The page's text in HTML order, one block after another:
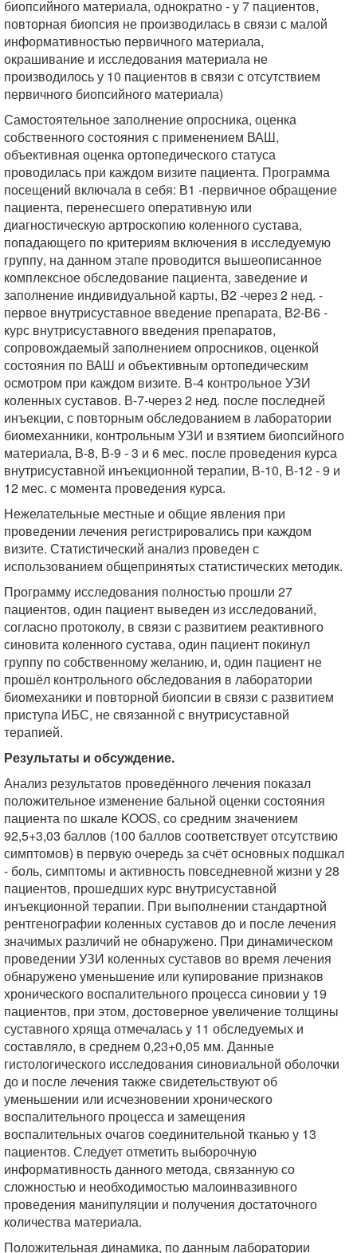
биопсийного материала, однократно - у 7 пациентов,
повторная биопсия не производилась в связи с малой
информативностью первичного материала,
окрашивание и исследования материала не
производилось у 10 пациентов в связи с отсутствием
первичного биопсийного материала)
Самостоятельное заполнение опросника, оценка
собственного состояния с применением ВАШ,
объективная оценка ортопедического статуса
проводилась при каждом визите пациента. Программа
посещений включала в себя: В1 -первичное обращение
пациента, перенесшего оперативную или
диагностическую артроскопию коленного сустава,
попадающего по критериям включения в исследуемую
группу, на данном этапе проводится вышеописанное
комплексное обследование пациента, заведение и
заполнение индивидуальной карты, В2 -через 2 нед. -
первое внутрисуставное введение препарата, В2-В6 -
курс внутрисуставного введения препаратов,
сопровождаемый заполнением опросников, оценкой
состояния по ВАШ и объективным ортопедическим
осмотром при каждом визите. В-4 контрольное УЗИ
коленных суставов. В-7-через 2 нед. после последней
инъекции, с повторным обследованием в лаборатории
биомеханники, контрольным УЗИ и взятием биопсийного
материала, В-8, В-9 - 3 и 6 мес. после проведения курса
внутрисуставной инъекционной терапии, В-10, В-12 - 9 и
12 мес. с момента проведения курса.
Нежелательные местные и общие явления при
проведении лечения регистрировались при каждом
визите. Статистический анализ проведен с
использованием общепринятых статистических методик.
Программу исследования полностью прошли 27
пациентов, один пациент выведен из исследований,
согласно протоколу, в связи с развитием реактивного
синовита коленного сустава, один пациент покинул
группу по собственному желанию, и, один пациент не
прошёл контрольного обследования в лаборатории
биомеханики и повторной биопсии в связи с развитием
приступа ИБС, не связанной с внутрисуставной
терапией.
Результаты и обсуждение.
Анализ результатов проведённого лечения показал
положительное изменение бальной оценки состояния
пациента по шкале KOOS, со средним значением
92,5+3,03 баллов (100 баллов соответствует отсутствию
симптомов) в первую очередь за счёт основных подшкал
- боль, симптомы и активность повседневной жизни у 28
пациентов, прошедших курс внутрисуставной
инъекционной терапии. При выполнении стандартной
рентгенографии коленных суставов до и после лечения
значимых различий не обнаружено. При динамическом
проведении УЗИ коленных суставов во время лечения
обнаружено уменьшение или купирование признаков
хронического воспалительного процесса синовии у 19
пациентов, при этом, достоверное увеличение толщины
суставного хряща отмечалась у 11 обследуемых и
составляло, в среднем 0,23+0,05 мм. Данные
гистологического исследования синовиальной оболочки
до и после лечения также свидетельствуют об
уменьшении или исчезновении хронического
воспалительного процесса и замещения
воспалительных очагов соединительной тканью у 13
пациентов. Следует отметить выборочную
информативность данного метода, связанную со
сложностью и необходимостью малоинвазивного
проведения манипуляции и получения достаточного
количества материала.
Положительная динамика, по данным лаборатории